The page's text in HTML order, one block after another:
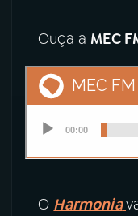
Ouça a MEC
O Harmonia